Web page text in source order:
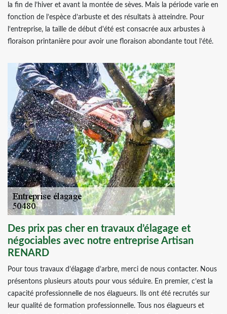
la fin de l’hiver et avant la montée de sèves. Mais la période varie en
fonction de l’espèce d’arbuste et des résultats à atteindre. Pour
l’entreprise, la taille de début d'été est consacrée aux arbustes à
floraison printanière pour avoir une floraison abondante tout l’été.
Des prix pas cher en travaux d’élagage et
négociables avec notre entreprise Artisan
RENARD
Pour tous travaux d’élagage d’arbre, merci de nous contacter. Nous
présentons plusieurs atouts pour vous séduire. En premier, c’est la
capacité professionnelle de nos élagueurs. Ils ont été recrutés sur
leur qualité de formation professionnelle. Tous nos élagueurs et